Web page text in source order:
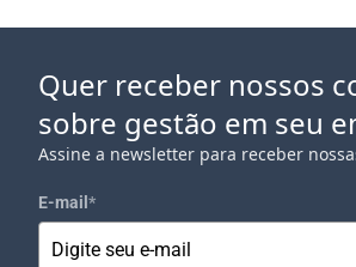
Quer receber nossos
sobre gestão em seu
Assine a newsletter para receber
E-mail *